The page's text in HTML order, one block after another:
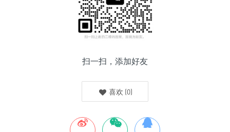
扫一扫，添加好友
喜欢 (0)